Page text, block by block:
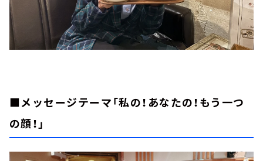
■メッセージテーマ「私の！あなたの！もう一つ
の顔！」